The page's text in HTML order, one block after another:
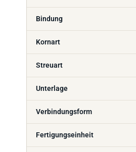
Bindung
Kornart
Streuart
Unterlage
Verbindungsform
Fertigungseinheit